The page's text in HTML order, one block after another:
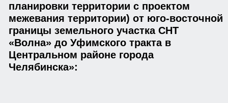
планировки территории с проектом
межевания территории) от юго-восточной
границы земельного участка СНТ
«Волна» до Уфимского тракта в
Центральном районе города
Челябинска»: